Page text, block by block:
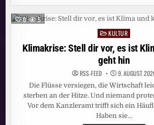
EINE
LIEBE
0 5
PostedKULTUR
Klimakrise: Stell dir vor, es ist
geht hin
RSS-FEED 9. AUGUST
Die Flüsse versiegen, die Wirtschaft
sterben an der Hitze. Und niemand
Vor dem Kanzleramt trifft sich ein
Haben sie…